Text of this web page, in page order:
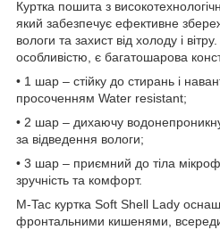
Куртка пошита з
який забезпечує ефективне
вологи та захист від холоду і
особливістю, є багатошарова
• 1 шар – стійку до стирань і
просоченням Water resistant;
• 2 шар – дихаючу
за відведення вологи;
• 3 шар – приємний до тіла
зручність та комфорт.
M-Tac куртка Soft Shell Lady
фронтальними кишенями,